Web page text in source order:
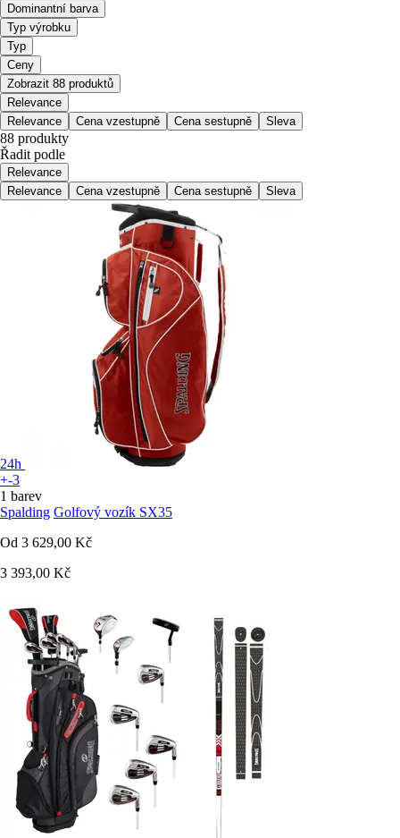
Dominantní barva
Typ výrobku
Typ
Ceny
Zobrazit 88 produktů
Relevance
Relevance
Cena vzestupně Cena sestupně Sleva
88 produkty
Řadit podle
Relevance
Relevance
Cena vzestupně Cena sestupně Sleva
24h
+-3
1 barev
Spalding Golfový vozík SX35
Od 3 629,00 Kč
3 393,00 Kč